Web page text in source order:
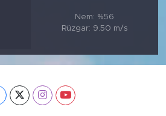
Nem: %56
Rüzgar: 9.50 m/s